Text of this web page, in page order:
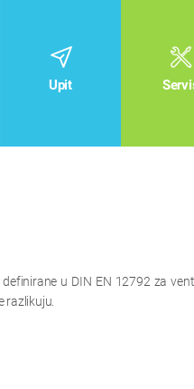
Upit
u DIN EN 12792 za
razlikuju.